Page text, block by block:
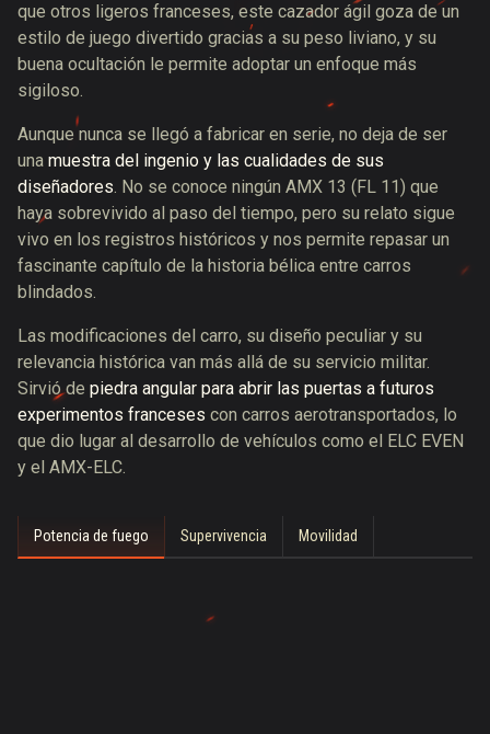
que otros ligeros franceses, este cazador ágil goza de un
estilo de juego divertido gracias a su peso liviano, y su
buena ocultación le permite adoptar un enfoque más
sigiloso.
Aunque nunca se llegó a fabricar en serie, no deja de ser
una muestra del ingenio y las cualidades de sus
diseñadores. No se conoce ningún AMX 13 (FL 11) que
haya sobrevivido al paso del tiempo, pero su relato sigue
vivo en los registros históricos y nos permite repasar un
fascinante capítulo de la historia bélica entre carros
blindados.
Las modificaciones del carro, su diseño peculiar y su
relevancia histórica van más allá de su servicio militar.
Sirvió de piedra angular para abrir las puertas a futuros
experimentos franceses con carros aerotransportados, lo
que dio lugar al desarrollo de vehículos como el ELC EVEN
y el AMX-ELC.
Potencia de fuego Supervivencia Movilidad